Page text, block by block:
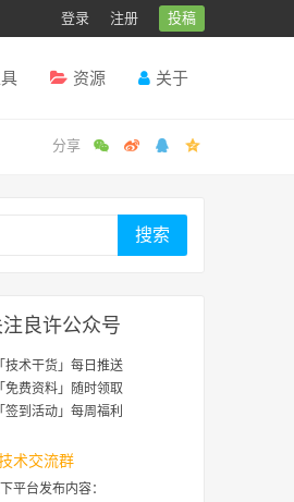
登录 注册 投稿
资源 关于
搜索
注良许公众号
术干货」每日推送
费资料」随时领取
到活动」每周福利
术交流群
平台发布内容：